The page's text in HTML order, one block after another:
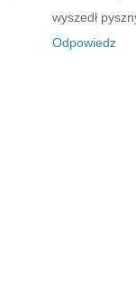
wyszedł
Odpowiedz